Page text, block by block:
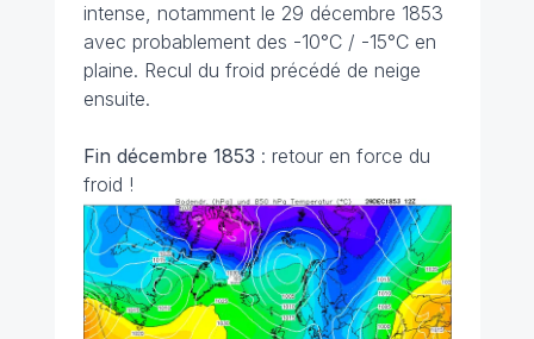
intense, notamment le 29 décembre 1853
avec probablement des -10°C / -15°C en
plaine. Recul du froid précédé de neige
ensuite.
Fin décembre 1853 : retour en force du
froid !